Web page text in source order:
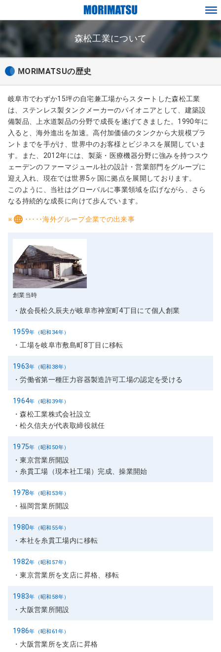
を
動
す
サ
イ
通
メ
ニ
ュ
ー
移
動
ー
ジ
文
移
フ
に
動
メ
ー
森松工業について
MORIMATSUの歴史
岐阜市でわずか15坪の自宅兼工場からスタートした森松工業
は、ステンレス製タンクメーカーのパイオニアとして、建築設
備製品、上水道製品の分野で成長を遂げてきました。1990年に
入ると、海外進出を加速。高付加価値のタンクから大規模プラ
ントまでを手がけ、世界中のお客様とビジネスを展開していま
す。また、2012年には、製薬・医療機器分野に強みを持つスウ
ェーデンのファーマジュール社の設計・営業部門をグループに
迎え入れ、現在では世界5ヶ国に拠点を展開しております。
このように、当社はグローバルに事業領域を広げながら、さら
なる持続的な成長に向けて歩んでいます。
※ ･････海外グループ企業での出来事
年（昭和22年）
創業当時
故会長松久辰夫が岐阜市神室町4丁目にて個人創業
1959年（昭和34年）
工場を岐阜市敷島町8丁目に移転
1963年（昭和38年）
労働省第一種圧力容器製造許可工場の認定を受ける
1964年（昭和39年）
森松工業株式会社設立
松久信夫が代表取締役就任
1975年（昭和50年）
東京営業所開設
糸貫工場（現本社工場）完成、操業開始
1978年（昭和53年）
福岡営業所開設
1980年（昭和55年）
本社を糸貫工場内に移転
1982年（昭和57年）
東京営業所を支店に昇格、移転
1983年（昭和58年）
大阪営業所開設
1986年（昭和61年）
大阪営業所を支店に昇格